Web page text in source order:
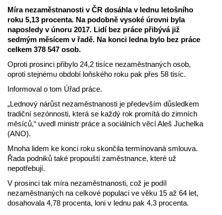
Míra nezaměstnanosti v ČR dosáhla v lednu letošního
roku 5,13 procenta. Na podobně vysoké úrovni byla
naposledy v únoru 2017. Lidí bez práce přibývá již
sedmým měsícem v řadě. Na konci ledna bylo bez práce
celkem 378 547 osob.
Oproti prosinci přibylo 24,2 tisíce nezaměstnaných osob,
oproti stejnému období loňského roku pak přes 58 tisíc.
Informoval o tom Úřad práce.
„Lednový nárůst nezaměstnanosti je především důsledkem
tradiční sezónnosti, která se každý rok promítá do zimních
měsíců,“ uvedl ministr práce a sociálních věcí Aleš Juchelka
(ANO).
Mnoha lidem ke konci roku skončila termínovaná smlouva.
Řada podniků také propouští zaměstnance, které už
nepotřebují.
V prosinci tak míra nezaměstnanosti, což je podíl
nezaměstnaných na celkové populaci ve věku 15 až 64 let,
dosahovala 4,78 procenta, loni v lednu pak 4,3 procenta.